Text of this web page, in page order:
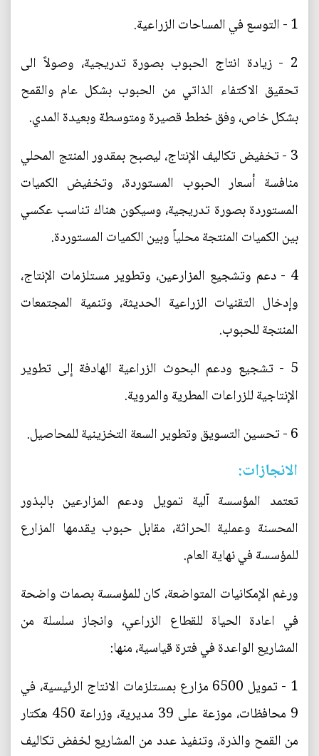
1 - التوسع في المساحات الزراعية.
2 - زيادة انتاج الحبوب بصورة تدريجية، وصولاً الى
تحقيق الاكتفاء الذاتي من الحبوب بشكل عام والقمح
بشكل خاص، وفق خطط قصيرة ومتوسطة وبعيدة المدي.
3 - تخفيض تكاليف الإنتاج، ليصبح بمقدور المنتج المحلي
منافسة أسعار الحبوب المستوردة، وتخفيض الكميات
المستوردة بصورة تدريجية، وسيكون هناك تناسب عكسي
بين الكميات المنتجة محلياً وبين الكميات المستوردة.
4 - دعم وتشجيع المزارعين، وتطوير مستلزمات الإنتاج،
وإدخال التقنيات الزراعية الحديثة، وتنمية المجتمعات
المنتجة للحبوب.
5 - تشجيع ودعم البحوث الزراعية الهادفة إلى تطوير
الإنتاجية للزراعات المطرية والمروية.
6 - تحسين التسويق وتطوير السعة التخزينية للمحاصيل.
الانجازات:
تعتمد المؤسسة آلية تمويل ودعم المزارعين بالبذور
المحسنة وعملية الحراثة، مقابل حبوب يقدمها المزارع
للمؤسسة في نهاية العام.
ورغم الإمكانيات المتواضعة، كان للمؤسسة بصمات واضحة
في اعادة الحياة للقطاع الزراعي، وانجاز سلسلة من
المشاريع الواعدة في فترة قياسية، منها:
1 - تمويل 6500 مزارع بمستلزمات الانتاج الرئيسية، في
9 محافظات، موزعة على 39 مديرية، وزراعة 450 هكتار
من القمح والذرة، وتنفيذ عدد من المشاريع لخفض تكاليف